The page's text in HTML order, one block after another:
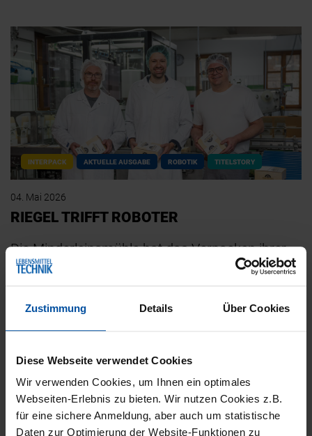
Zustimmung Details Über Cookies
Diese Webseite verwendet Cookies
Wir verwenden Cookies, um Ihnen ein optimales
Webseiten-Erlebnis zu bieten. Wir nutzen Cookies z.B.
für eine sichere Anmeldung, aber auch um statistische
Daten zur Optimierung der Website-Funktionen zu
INTERPACK AKTUELLE AUSGABE ROBOTIK TITELSTORY
04. Mai 2026
RIEGEL TRIFFT ROBOTER
Die Minderleinsmühle hat das Verpacken ihrer
Müsliriegel teilautomatisiert. Statt einer großen
Linie kommt eine kompakte Lösung auf gerade
einmal 1,5…